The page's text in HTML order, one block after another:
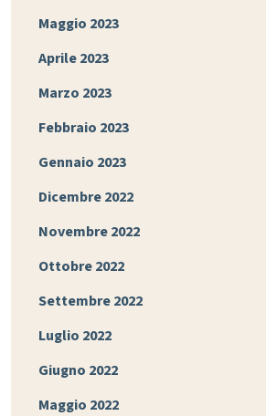
Maggio 2023
Aprile 2023
Marzo 2023
Febbraio 2023
Gennaio 2023
Dicembre 2022
Novembre 2022
Ottobre 2022
Settembre 2022
Luglio 2022
Giugno 2022
Maggio 2022